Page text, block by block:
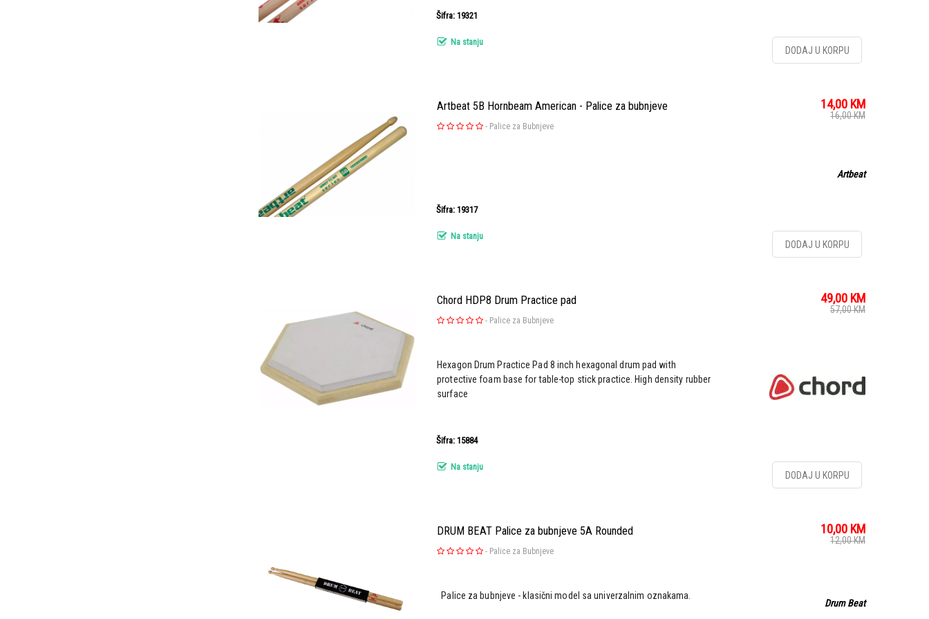
Šifra: 19321
Na stanju
DODAJ U KORPU
Artbeat 5B Hornbeam American - Palice za bubnjeve
- Palice za Bubnjeve
14,00 KM
16,00KM
Artbeat
Šifra: 19317
Na stanju
DODAJ U KORPU
Chord HDP8 Drum Practice pad
- Palice za Bubnjeve
49,00 KM
57,00KM
Hexagon Drum Practice Pad 8 inch hexagonal drum pad with
protective foam base for table-top stick practice. High density rubber
surface
Šifra: 15884
Na stanju
DODAJ U KORPU
DRUM BEAT Palice za bubnjeve 5A Rounded
- Palice za Bubnjeve
10,00 KM
12,00KM
Palice za bubnjeve - klasični model sa univerzalnim oznakama.
Drum Beat